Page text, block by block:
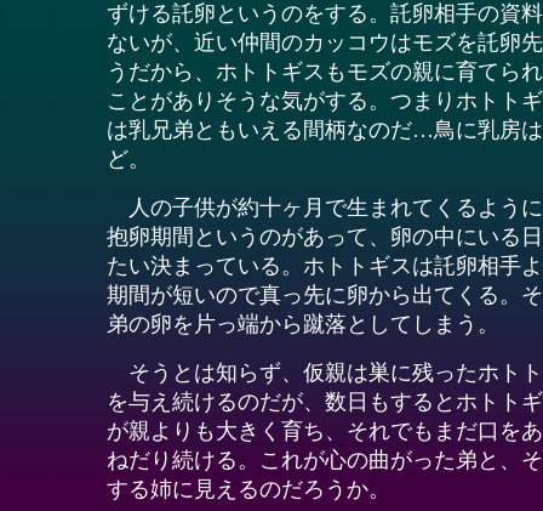
ずける託卵というのをする。託卵相手の資
ないが、近い仲間のカッコウはモズを託卵
うだから、ホトトギスもモズの親に育てら
ことがありそうな気がする。つまりホトト
は乳兄弟ともいえる間柄なのだ…鳥に乳房
ど。
人の子供が約十ヶ月で生まれてくるよう
抱卵期間というのがあって、卵の中にいる
たい決まっている。ホトトギスは託卵相手
期間が短いので真っ先に卵から出てくる。
弟の卵を片っ端から蹴落としてしまう。
そうとは知らず、仮親は巣に残ったホト
を与え続けるのだが、数日もするとホトト
が親よりも大きく育ち、それでもまだ口を
ねだり続ける。これが心の曲がった弟と、
する姉に見えるのだろうか。